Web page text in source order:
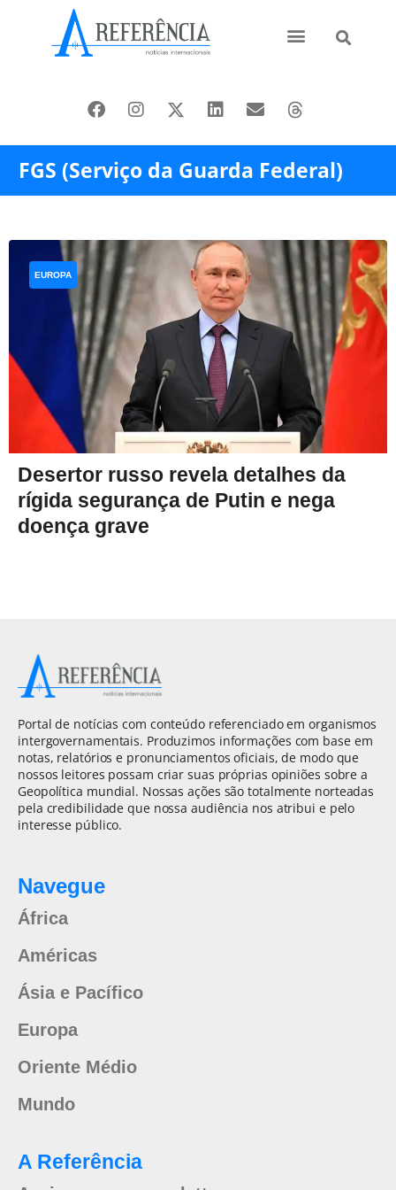
FGS (Serviço da Guarda Federal)
Desertor russo revela detalhes da
rígida segurança de Putin e nega
doença grave
EUROPA
Portal de notícias com conteúdo referenciado em organismos
intergovernamentais. Produzimos informações com base em
notas, relatórios e pronunciamentos oficiais, de modo que
nossos leitores possam criar suas próprias opiniões sobre a
Geopolítica mundial. Nossas ações são totalmente norteadas
pela credibilidade que nossa audiência nos atribui e pelo
interesse público.
Navegue
África
Américas
Ásia e Pacífico
Europa
Oriente Médio
Mundo
A Referência